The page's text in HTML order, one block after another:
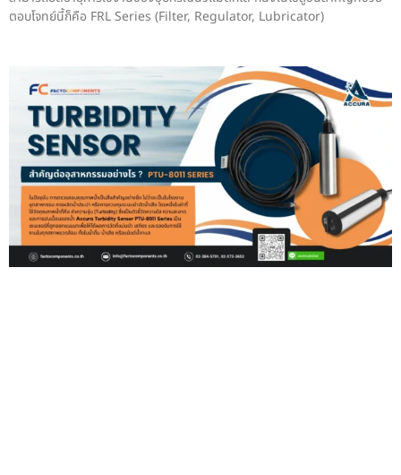
ตอบโจทย์นี้ก็คือ FRL Series (Filter, Regulator, Lubricator)